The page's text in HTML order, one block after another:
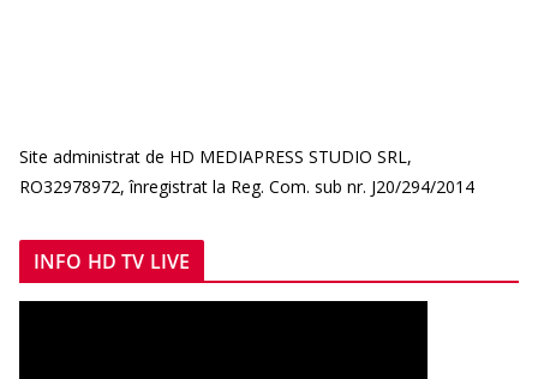
Site administrat de HD MEDIAPRESS STUDIO SRL,
RO32978972, înregistrat la Reg. Com. sub nr. J20/294/2014
INFO HD TV LIVE